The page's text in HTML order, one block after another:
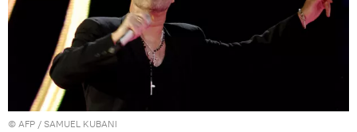
© AFP / SAMUEL KUBANI